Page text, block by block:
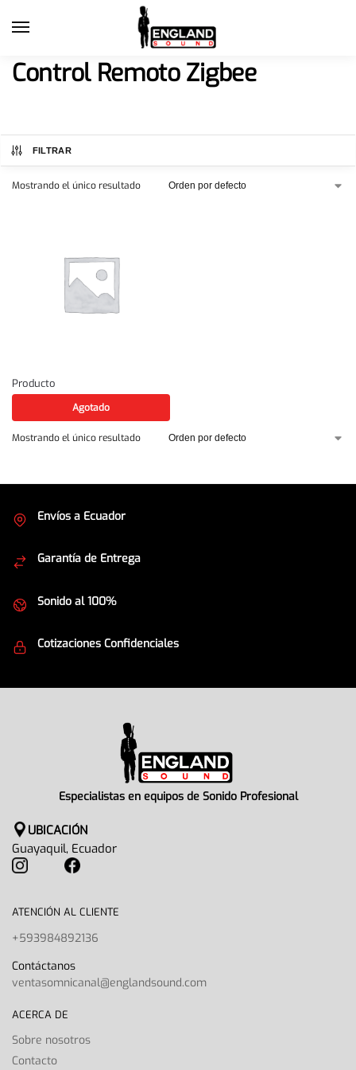
Control Remoto Zigbee
FILTRAR
Mostrando el único resultado
Producto
Agotado
Mostrando el único resultado
Envíos a Ecuador
Garantía de Entrega
Sonido al 100%
Cotizaciones Confidenciales
Especialistas en equipos de Sonido Profesional
UBICACIÓN
Guayaquil, Ecuador
ATENCIÓN AL CLIENTE
+593984892136
Contáctanos
ventasomnicanal@englandsound.com
ACERCA DE
Sobre nosotros
Contacto